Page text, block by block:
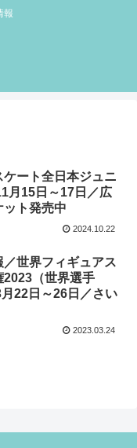
報
ケート全日本ジュニ
月15日～17日／広
ット発売中
2024.10.22
世界フィギュアス
2023（世界選手
22日～26日／さい
2023.03.24